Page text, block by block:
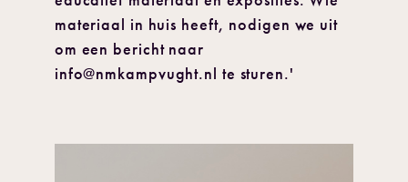
materiaal in huis heeft, nodigen we uit
om een bericht naar
info@nmkampvught.nl te sturen.'